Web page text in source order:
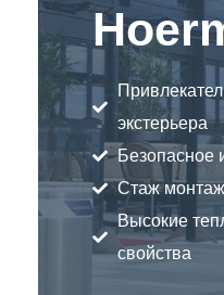
экстерьера
Безопасное
Стаж
Высокие
свойства